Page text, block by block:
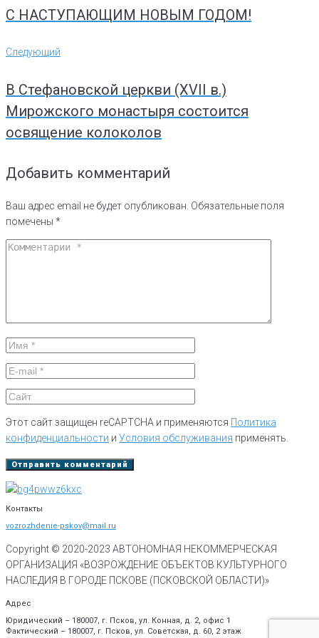
С НАСТУПАЮЩИМ НОВЫМ ГОДОМ!
Следующий
Следующий
В Стефановской церкви (XVII в.)
Мирожского монастыря состоится
освящение колоколов
Добавить комментарий
Ваш адрес email не будет опубликован. Обязательные поля
помечены *
Этот сайт защищен reCAPTCHA и применяются Политика
конфиденциальности и Условия обслуживания применять.
Контакты
vozrozhdenie-pskov@mail.ru
Copyright © 2020-2023 АВТОНОМНАЯ НЕКОММЕРЧЕСКАЯ
ОРГАНИЗАЦИЯ «ВОЗРОЖДЕНИЕ ОБЪЕКТОВ КУЛЬТУРНОГО
НАСЛЕДИЯ В ГОРОДЕ ПСКОВЕ (ПСКОВСКОЙ ОБЛАСТИ)»
Адрес
Юридический – 180007, г. Псков, ул. Конная, д. 2, офис 1
Фактический – 180007, г. Псков, ул. Советская, д. 60, 2 этаж